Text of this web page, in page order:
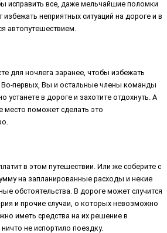
исправить все, даже мельчайшие поломки
неприятных ситуаций на дороге и в
автопутешествием.
для ночлега заранее, чтобы избежать
первых, Вы и остальные члены команды
устанете в дороге и захотите отдохнуть. А
место поможет сделать это
в этом путешествии. Или же соберите с
на запланированные расходы и некие
обстоятельства. В дороге может случится
и прочие случаи, о которых невозможно
иметь средства на их решение в
не испортило поездку.